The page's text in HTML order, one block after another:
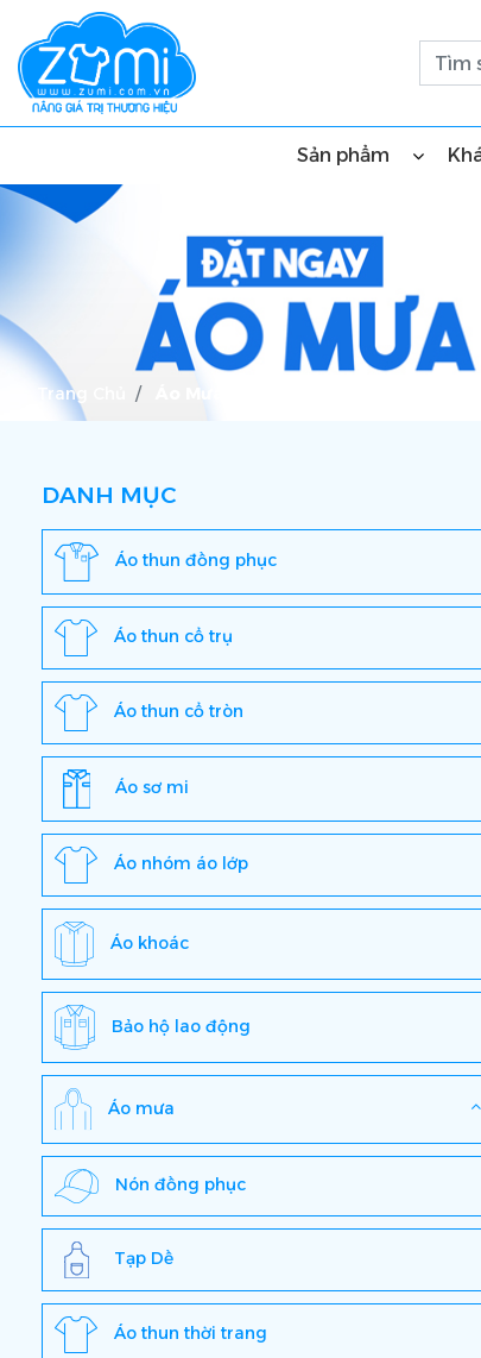
Sản phẩm
Trang Chủ
DANH MỤC
Áo thun đồng phục
Áo thun cổ trụ
Áo thun cổ tròn
Áo sơ mi
Áo nhóm áo lớp
Áo khoác
Bảo hộ lao động
Áo mưa
Nón đồng phục
Tạp Dề
Áo thun thời trang